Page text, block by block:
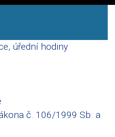
úřední hodiny
č. 106/1999 Sb. a